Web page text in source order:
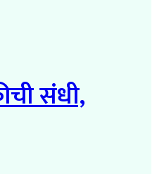
संधी,